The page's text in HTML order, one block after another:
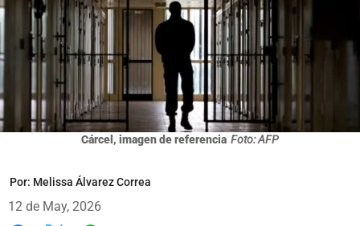
Cárcel, imagen de referencia Foto: AFP
Por: Melissa Álvarez Correa
12 de May, 2026